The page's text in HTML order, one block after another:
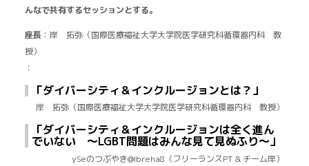
んなで共有するセッションとする。
座長 ：岸 拓弥（国際医療福祉大学大学院医学研究科循環器内科 教
授）
：
「ダイバーシティ＆インクルージョンとは？」
岸 拓弥（国際医療福祉大学大学院医学研究科循環器内科 教授）
「ダイバーシティ＆インクルージョンは全く進ん
でいない 〜LGBT問題はみんな見て見ぬふり〜」
ySeのつぶやき@Ibreha8（フリーランスPT & チーム岸）